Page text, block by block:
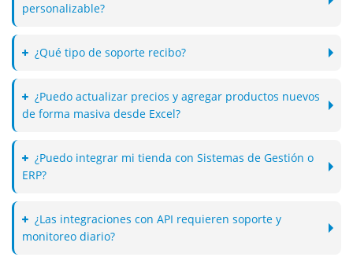
personalizable?
¿Qué tipo de soporte recibo?
¿Puedo actualizar precios y agregar productos nuevos
de forma masiva desde Excel?
¿Puedo integrar mi tienda con Sistemas de Gestión o
ERP?
¿Las integraciones con API requieren soporte y
monitoreo diario?